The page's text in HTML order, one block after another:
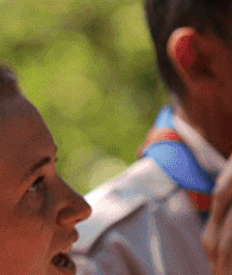
Exporter les lignes
Exporter toutes les
Exporter uniquement
Menu
?>
Images de la page d'accueil
Cliquez pour éditer